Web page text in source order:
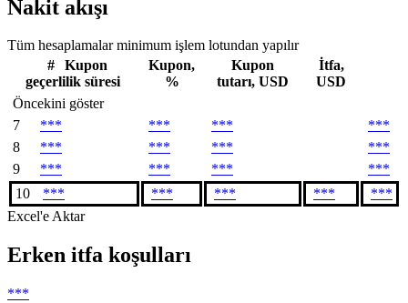
Nakit akışı
Tüm hesaplamalar minimum işlem lotundan yapılır
#
Kupon
geçerlilik süresi
Kupon,
%
Kupon
tutarı, USD
İtfa,
USD
Öncekini göster
7
*** *** ***
***
8
*** *** ***
***
9
*** *** ***
***
10
*** *** *** ***
***
Excel'e Aktar
Erken itfa koşulları
***